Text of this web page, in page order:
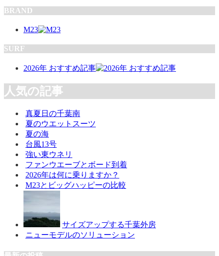
BRAND
M23
SURF
2026年 おすすめ記事
人気の記事
真夏日の千葉南
夏のウエットスーツ
夏の海
台風13号
強い東ウネリ
ファンウエーブとボード到着
2026年は何に乗りますか？
M23とビッグハッピーの比較
サイズアップする千葉外房
ニューモデルのソリューション